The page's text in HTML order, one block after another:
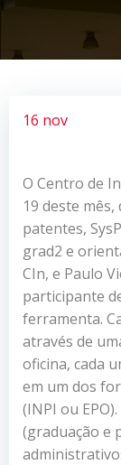
16 nov
O Centro de
19 deste
patentes,
grad2 e
CIn, e Paulo
participante
ferramenta.
através de
oficina, cada
em um dos
(INPI ou
(graduação e